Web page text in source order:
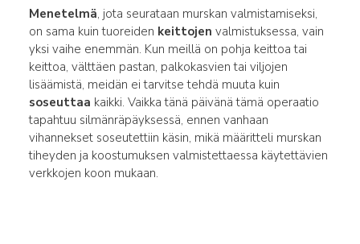
Menetelmä, jota seurataan murskan valmistamiseksi,
on sama kuin tuoreiden keittojen valmistuksessa, vain
yksi vaihe enemmän. Kun meillä on pohja keittoa tai
keittoa, välttäen pastan, palkokasvien tai viljojen
lisäämistä, meidän ei tarvitse tehdä muuta kuin
soseuttaa kaikki. Vaikka tänä päivänä tämä operaatio
tapahtuu silmänräpäyksessä, ennen vanhaan
vihannekset soseutettiin käsin, mikä määritteli murskan
tiheyden ja koostumuksen valmistettaessa käytettävien
verkkojen koon mukaan.